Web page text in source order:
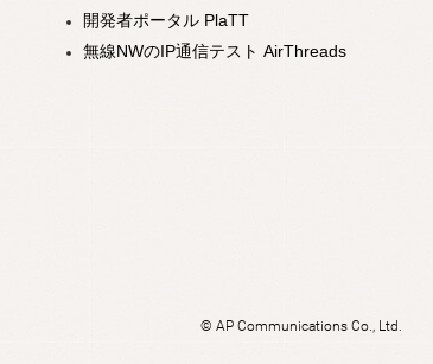
開発者ポータル PlaTT
無線NWのIP通信テスト AirThreads
© AP Communications Co., Ltd.